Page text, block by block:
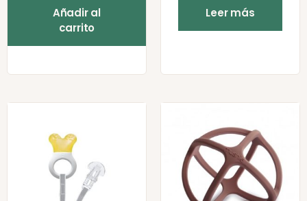
Añadir al
carrito
Leer más